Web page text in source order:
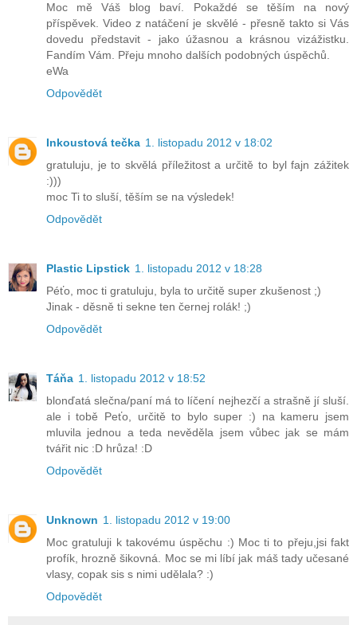
Moc mě Váš blog baví. Pokaždé se těším na nový
příspěvek. Video z natáčení je skvělé - přesně takto si Vás
dovedu představit - jako úžasnou a krásnou vizážistku.
Fandím Vám. Přeju mnoho dalších podobných úspěchů.
eWa
Odpovědět
Inkoustová tečka 1. listopadu 2012 v 18:02
gratuluju, je to skvělá příležitost a určitě to byl fajn zážitek
:)))
moc Ti to sluší, těším se na výsledek!
Odpovědět
Plastic Lipstick 1. listopadu 2012 v 18:28
Péťo, moc ti gratuluju, byla to určitě super zkušenost ;)
Jinak - děsně ti sekne ten černej rolák! ;)
Odpovědět
Táňa 1. listopadu 2012 v 18:52
blonďatá slečna/paní má to líčení nejhezčí a strašně jí sluší.
ale i tobě Peťo, určitě to bylo super :) na kameru jsem
mluvila jednou a teda nevěděla jsem vůbec jak se mám
tvářit nic :D hrůza! :D
Odpovědět
Unknown 1. listopadu 2012 v 19:00
Moc gratuluji k takovému úspěchu :) Moc ti to přeju,jsi fakt
profík, hrozně šikovná. Moc se mi líbí jak máš tady učesané
vlasy, copak sis s nimi udělala? :)
Odpovědět